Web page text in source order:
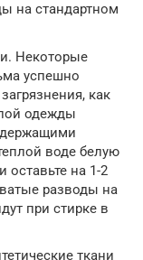
на стандартном
Некоторые
успешно
как
одежды
воде белую
оставьте на 1-2
разводы на
при стирке в
ткани